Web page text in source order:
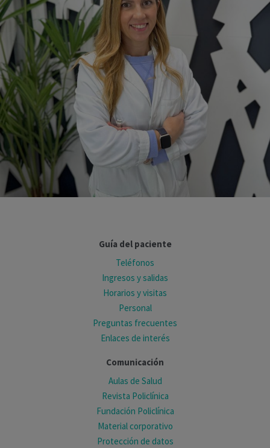
Guía del paciente
Teléfonos
Ingresos y salidas
Horarios y visitas
Personal
Preguntas frecuentes
Enlaces de interés
Comunicación
Aulas de Salud
Revista Policlínica
Fundación Policlínica
Material corporativo
Protección de datos